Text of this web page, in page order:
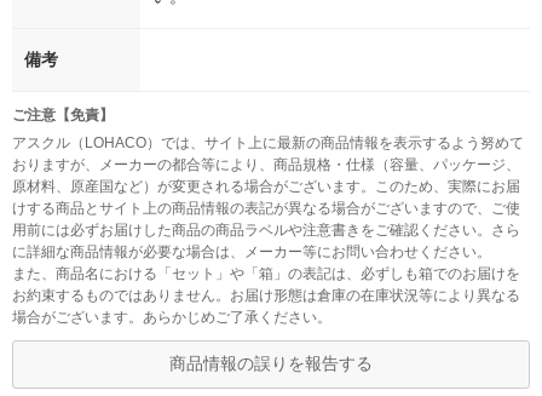
備考
ご注意【免責】
アスクル（LOHACO）では、サイト上に最新の商品情報を表示するよう努めて
おりますが、メーカーの都合等により、商品規格・仕様（容量、パッケージ、
原材料、原産国など）が変更される場合がございます。このため、実際にお届
けする商品とサイト上の商品情報の表記が異なる場合がございますので、ご使
用前には必ずお届けした商品の商品ラベルや注意書きをご確認ください。さら
に詳細な商品情報が必要な場合は、メーカー等にお問い合わせください。
また、商品名における「セット」や「箱」の表記は、必ずしも箱でのお届けを
お約束するものではありません。お届け形態は倉庫の在庫状況等により異なる
場合がございます。あらかじめご了承ください。
商品情報の誤りを報告する